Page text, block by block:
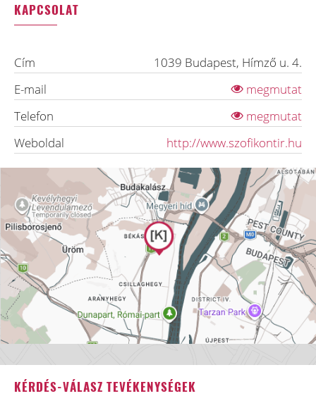
KAPCSOLAT
Cím 1039 Budapest, Hímző u. 4.
E-mail
megmutat
Telefon
megmutat
Weboldal
http://www.szofikontir.hu
KÉRDÉS-VÁLASZ TEVÉKENYSÉGEK